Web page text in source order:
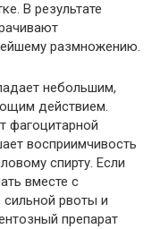
В результате
размножению.
небольшим,
действием.
фагоцитарной
восприимчивость
спирту. Если
вместе с
рвоты и
препарат